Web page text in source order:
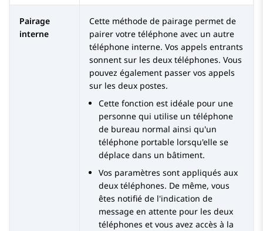
Pairage
interne
Cette méthode de pairage permet de
pairer votre téléphone avec un autre
téléphone interne. Vos appels entrants
sonnent sur les deux téléphones. Vous
pouvez également passer vos appels
sur les deux postes.
Cette fonction est idéale pour une
personne qui utilise un téléphone
de bureau normal ainsi qu'un
téléphone portable lorsqu'elle se
déplace dans un bâtiment.
Vos paramètres sont appliqués aux
deux téléphones. De même, vous
êtes notifié de l'indication de
message en attente pour les deux
téléphones et vous avez accès à la